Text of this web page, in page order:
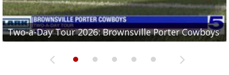
Two-a-Day Tour 2026: Brownsville Porter Cowboys
Two-a-Day Tour 2026: Brownsville Lopez Lobos
Two-a-Day Tour 2026: Mercedes Tigers
Two-a-Day Tour 2026: Progreso Red Ants
Two-a-Day Tour 2026: Donna Redskins